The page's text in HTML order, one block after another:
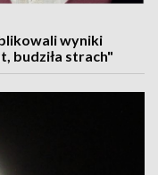
wyniki
budziła strach"